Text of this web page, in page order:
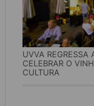
UVVA REGRESSA
CELEBRAR O
CULTURA